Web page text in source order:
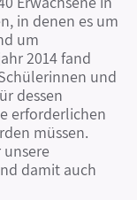
in denen es um
um
2014 fand
und
dessen
erforderlichen
müssen.
damit auch